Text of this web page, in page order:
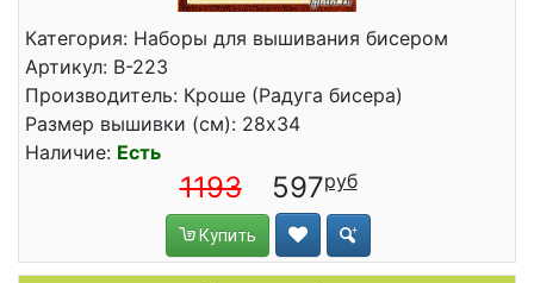
Категория: Наборы для вышивания бисером
Артикул: В-223
Производитель: Кроше (Радуга бисера)
Размер вышивки (см): 28x34
Наличие: Есть
1193 597
Купить